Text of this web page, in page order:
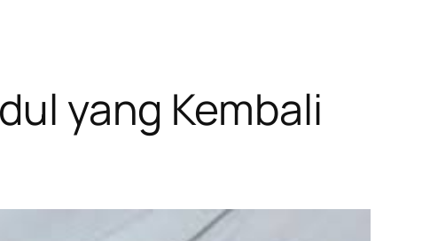
yang Kembali